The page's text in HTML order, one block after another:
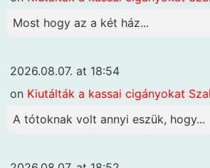
Most hogy az a két ház...
2026.08.07. at 18:54
on Kiutálták a kassai cigányokat
A tótoknak volt annyi eszük, hogy...